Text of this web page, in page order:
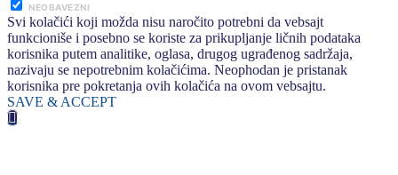
NEOBAVEZNI
Svi kolačići koji možda nisu naročito potrebni da vebsajt
funkcioniše i posebno se koriste za prikupljanje ličnih podataka
korisnika putem analitike, oglasa, drugog ugrađenog sadržaja,
nazivaju se nepotrebnim kolačićima. Neophodan je pristanak
korisnika pre pokretanja ovih kolačića na ovom vebsajtu.
SAVE & ACCEPT